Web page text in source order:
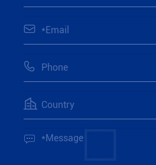



